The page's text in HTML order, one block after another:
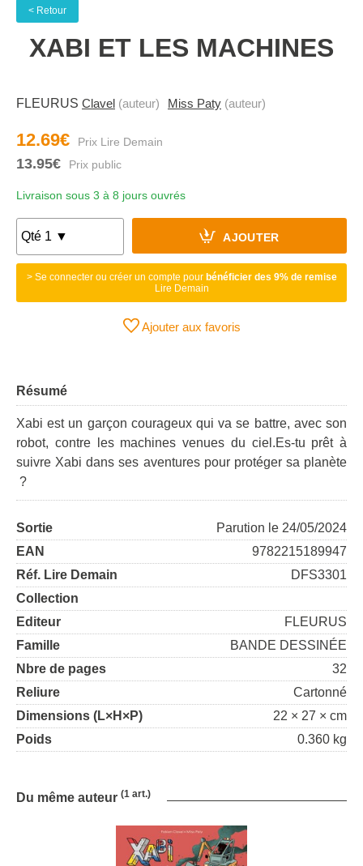
< Retour
XABI ET LES MACHINES
FLEURUS Clavel (auteur) Miss Paty (auteur)
12.69€
13.95€
Livraison sous 3 à 8 jours ouvrés
AJOUTER
> Se connecter ou créer un compte pour bénéficier des 9% de remise
Lire Demain
Ajouter aux favoris
Résumé
Xabi est un garçon courageux qui va se battre, avec son
robot, contre les machines venues du ciel.Es-tu prêt à
suivre Xabi dans ses aventures pour protéger sa planète
?
Sortie
Parution le 24/05/2024
EAN
9782215189947
Réf. Lire Demain
DFS3301
Collection
Editeur
FLEURUS
Famille
BANDE DESSINÉE
Nbre de pages
32
Reliure
Cartonné
Dimensions (L×H×P)
22 × 27 × cm
Poids
0.360 kg
Du même auteur (1 art.)